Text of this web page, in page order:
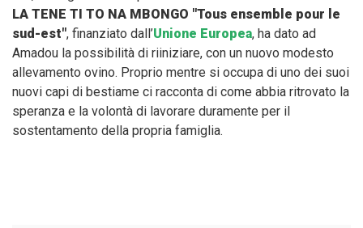
LA TENE TI TO NA MBONGO "Tous ensemble pour le
sud-est", finanziato dall’Unione Europea, ha dato ad
Amadou la possibilità di riiniziare, con un nuovo modesto
allevamento ovino. Proprio mentre si occupa di uno dei suoi
nuovi capi di bestiame ci racconta di come abbia ritrovato la
speranza e la volontà di lavorare duramente per il
sostentamento della propria famiglia.